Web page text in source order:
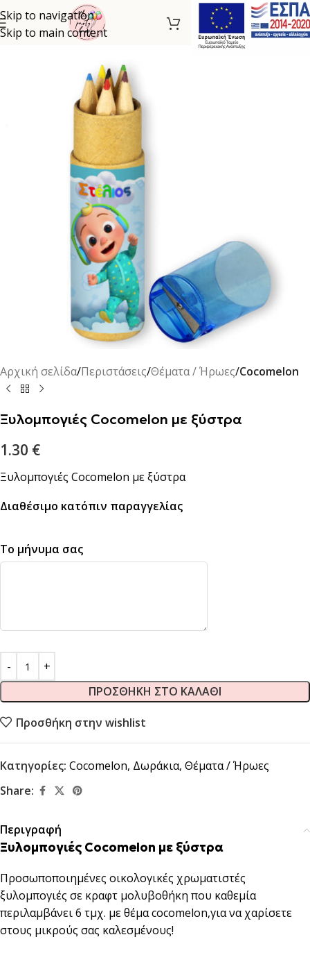
Skip to navigation
Skip to main content
Αρχική σελίδα Περιστάσεις Θέματα / Ήρωες Cocomelon
Ξυλομπογιές Cocomelon με ξύστρα
1.30 €
Ξυλομπογιές Cocomelon με ξύστρα
Διαθέσιμο κατόπιν παραγγελίας
Το μήνυμα σας
ΠΡΟΣΘΉΚΗ ΣΤΟ ΚΑΛΆΘΙ
Προσθήκη στην wishlist
Κατηγορίες: Cocomelon, Δωράκια, Θέματα / Ήρωες
Share:
Περιγραφή
Ξυλομπογιές Cocomelon με ξύστρα
Προσωποποιημένες οικολογικές χρωματιστές
ξυλομπογιές σε κραφτ μολυβοθήκη που καθεμία
περιλαμβάνει 6 τμχ. με θέμα cocomelon,για να χαρίσετε
στους μικρούς σας καλεσμένους!